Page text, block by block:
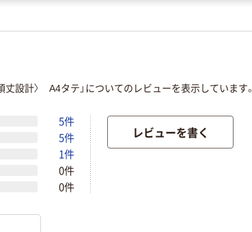
設計〉 A4タテ」についてのレビューを表示しています。
5件
5件
1件
0件
0件
レビューを書く